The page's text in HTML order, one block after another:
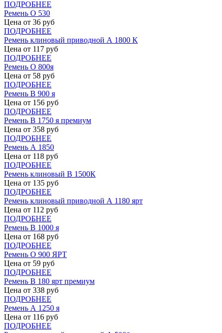
ПОДРОБНЕЕ
Ремень О 530
Цена от 36 руб
ПОДРОБНЕЕ
Ремень клиновый приводной А 1800 К
Цена от 117 руб
ПОДРОБНЕЕ
Ремень О 800я
Цена от 58 руб
ПОДРОБНЕЕ
Ремень В 900 я
Цена от 156 руб
ПОДРОБНЕЕ
Ремень В 1750 я премиум
Цена от 358 руб
ПОДРОБНЕЕ
Ремень А 1850
Цена от 118 руб
ПОДРОБНЕЕ
Ремень клиновый В 1500К
Цена от 135 руб
ПОДРОБНЕЕ
Ремень клиновый приводной А 1180 ярт
Цена от 112 руб
ПОДРОБНЕЕ
Ремень В 1000 я
Цена от 168 руб
ПОДРОБНЕЕ
Ремень О 900 ЯРТ
Цена от 59 руб
ПОДРОБНЕЕ
Ремень В 180 ярт премиум
Цена от 338 руб
ПОДРОБНЕЕ
Ремень А 1250 я
Цена от 116 руб
ПОДРОБНЕЕ